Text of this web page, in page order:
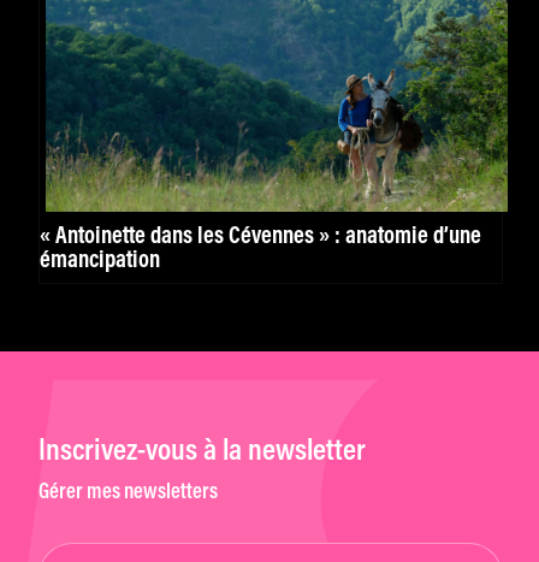
« Antoinette dans les Cévennes » : anatomie d’une
émancipation
Inscrivez-vous à la newsletter
Gérer mes newsletters